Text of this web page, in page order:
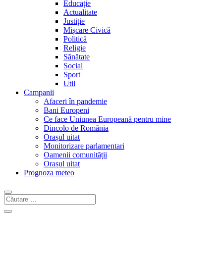
Educație
Actualitate
Justiție
Mișcare Civică
Politică
Religie
Sănătate
Social
Sport
Util
Campanii
Afaceri în pandemie
Bani Europeni
Ce face Uniunea Europeană pentru mine
Dincolo de România
Orașul uitat
Monitorizare parlamentari
Oamenii comunității
Orașul uitat
Prognoza meteo